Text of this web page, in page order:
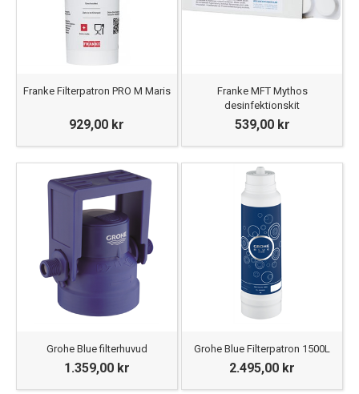
Franke Filterpatron PRO M Maris
929,00 kr
Franke MFT Mythos
desinfektionskit
539,00 kr
Grohe Blue filterhuvud
1.359,00 kr
Grohe Blue Filterpatron 1500L
2.495,00 kr